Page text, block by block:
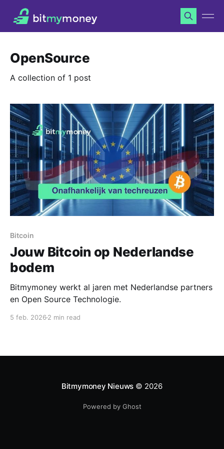
OpenSource
A collection of 1 post
Bitcoin
Jouw Bitcoin op Nederlandse
bodem
Bitmymoney werkt al jaren met Nederlandse partners
en Open Source Technologie.
5 feb. 2026 2 min read
Bitmymoney Nieuws © 2026
Powered by Ghost